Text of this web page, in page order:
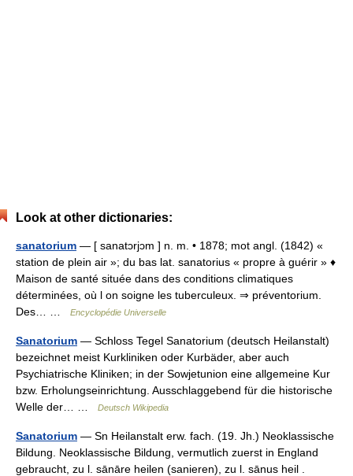
Look at other dictionaries:
sanatorium — [ sanatɔrjɔm ] n. m. • 1878; mot angl. (1842) «
station de plein air »; du bas lat. sanatorius « propre à guérir » ♦
Maison de santé située dans des conditions climatiques
déterminées, où l on soigne les tuberculeux. ⇒ préventorium.
Des… …
Encyclopédie Universelle
Sanatorium — Schloss Tegel Sanatorium (deutsch Heilanstalt)
bezeichnet meist Kurkliniken oder Kurbäder, aber auch
Psychiatrische Kliniken; in der Sowjetunion eine allgemeine Kur
bzw. Erholungseinrichtung. Ausschlaggebend für die historische
Welle der… …
Deutsch Wikipedia
Sanatorium — Sn Heilanstalt erw. fach. (19. Jh.) Neoklassische
Bildung. Neoklassische Bildung, vermutlich zuerst in England
gebraucht, zu l. sānāre heilen (sanieren), zu l. sānus heil .